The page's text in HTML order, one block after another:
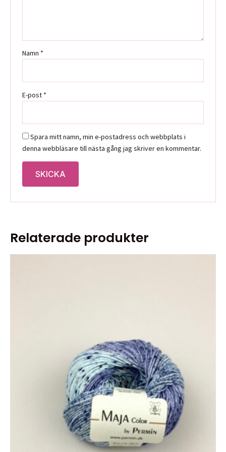
Namn *
E-post *
Spara mitt namn, min e-postadress och webbplats i
denna webbläsare till nästa gång jag skriver en kommentar.
Relaterade produkter